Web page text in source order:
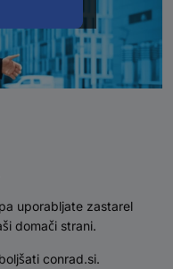
uporabljate zastarel
domači strani.
conrad.si.